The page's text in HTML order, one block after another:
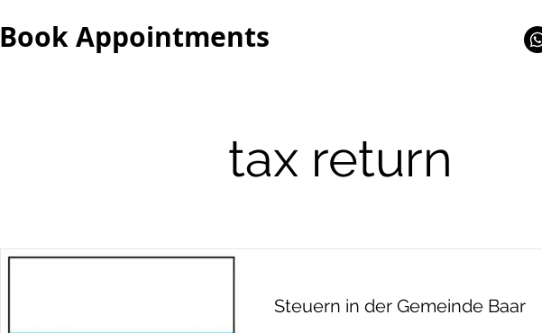
Book Appointments
tax return
Steuern in der Gemeinde Baar